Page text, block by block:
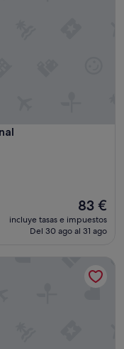
El
precio
actual
83 €
incluye tasas e impuestos
Del 30 ago al 31 ago